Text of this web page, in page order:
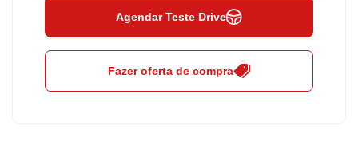
Agendar Teste Drive
Fazer oferta de compra